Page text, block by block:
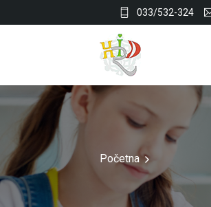
033/532-324
Početna